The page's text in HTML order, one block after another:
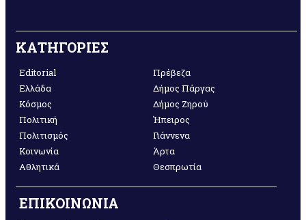
ΚΑΤΗΓΟΡΙΕΣ
Editorial
Ελλάδα
Κόσμος
Πολιτική
Πολιτισμός
Κοινωνία
Αθλητικά
Πρέβεζα
Δήμος Πάργας
Δήμος Ζηρού
Ήπειρος
Γιάννενα
Άρτα
Θεσπρωτία
ΕΠΙΚΟΙΝΩΝΙΑ